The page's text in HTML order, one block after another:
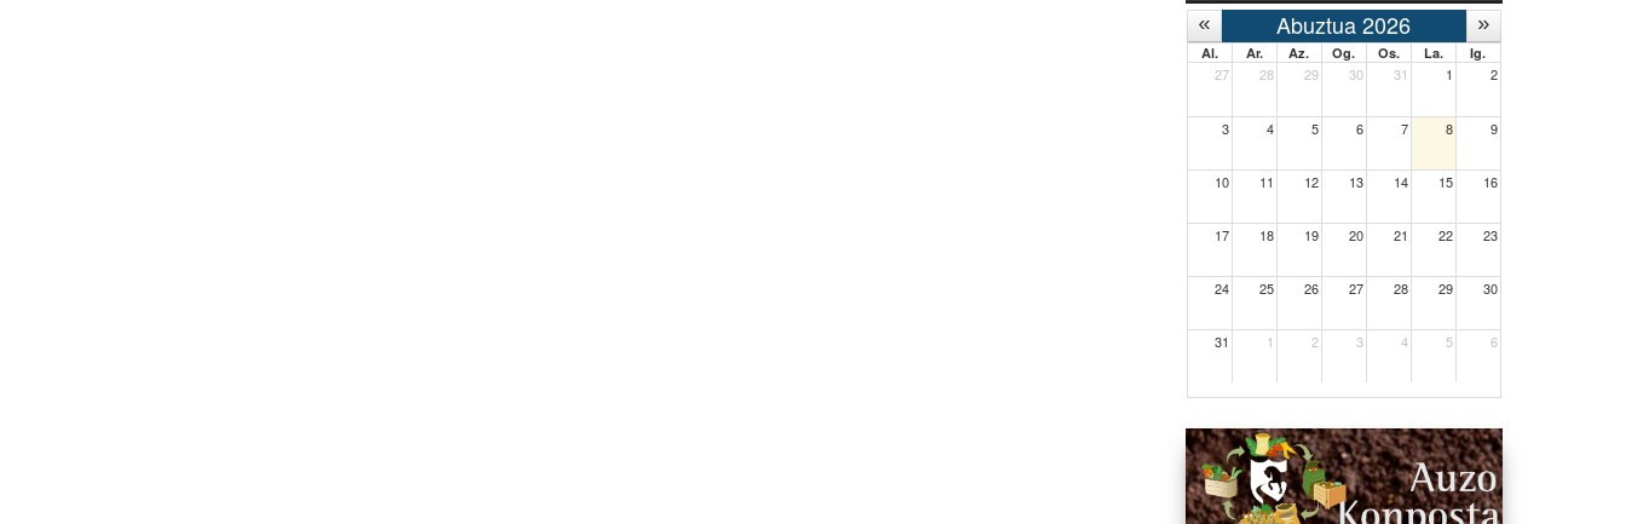
Abuztua 2026
Al. Ar. Az. Og. Os. La. Ig.
27 28 29 30 31 1 2
3 4 5 6 7 8 9
10 11 12 13 14 15 16
17 18 19 20 21 22 23
24 25 26 27 28 29 30
31 1 2 3 4 5 6